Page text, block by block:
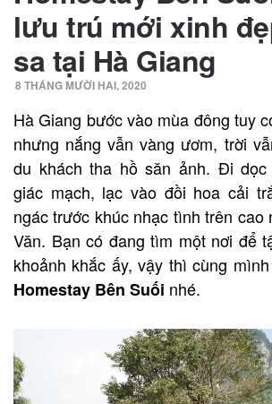
lưu trú mới xinh
sa tại Hà Giang
8 THÁNG MƯỜI HAI, 2020
Hà Giang bước vào mùa đông tuy
nhưng nắng vẫn vàng ươm, trời
du khách tha hồ săn ảnh. Đi dọc
giác mạch, lạc vào đồi hoa cải
ngác trước khúc nhạc tình trên cao
Văn. Bạn có đang tìm một nơi để
khoảnh khắc ấy, vậy thì cùng
Homestay Bên Suối nhé.